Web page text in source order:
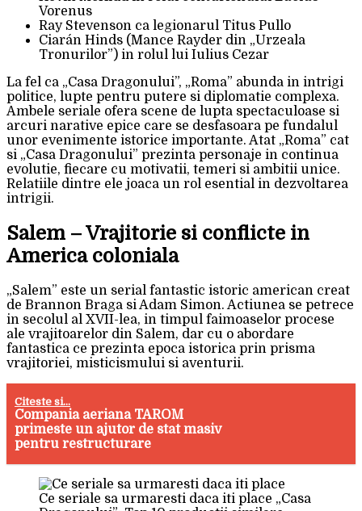
Vorenus
Ray Stevenson ca legionarul Titus Pullo
Ciarán Hinds (Mance Rayder din „Urzeala
Tronurilor”) in rolul lui Iulius Cezar
La fel ca „Casa Dragonului”, „Roma” abunda in intrigi
politice, lupte pentru putere si diplomatie complexa.
Ambele seriale ofera scene de lupta spectaculoase si
arcuri narative epice care se desfasoara pe fundalul
unor evenimente istorice importante. Atat „Roma” cat
si „Casa Dragonului” prezinta personaje in continua
evolutie, fiecare cu motivatii, temeri si ambitii unice.
Relatiile dintre ele joaca un rol esential in dezvoltarea
intrigii.
Salem – Vrajitorie si conflicte in
America coloniala
„Salem” este un serial fantastic istoric american creat
de Brannon Braga si Adam Simon. Actiunea se petrece
in secolul al XVII-lea, in timpul faimoaselor procese
ale vrajitoarelor din Salem, dar cu o abordare
fantastica ce prezinta epoca istorica prin prisma
vrajitoriei, misticismului si aventurii.
Citeste si...
Compania aeriana TAROM
primeste un ajutor de stat masiv
pentru restructurare
Ce seriale sa urmaresti daca iti place „Casa